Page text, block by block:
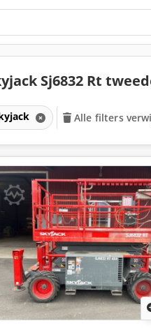
Sj6832 Rt
Alle filters